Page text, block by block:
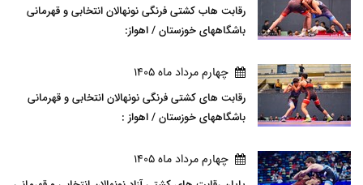
رقابت هاب کشتی فرنگی نونهالان انتخابی و قهرمانی
باشگاههای خوزستان / اهواز:
چهارم مرداد ماه 1405
رقابت های کشتی فرنگی نونهالان انتخابی و قهرمانی
باشگاههای خوزستان / اهواز :
چهارم مرداد ماه 1405